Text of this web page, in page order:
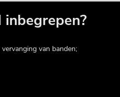
van banden;